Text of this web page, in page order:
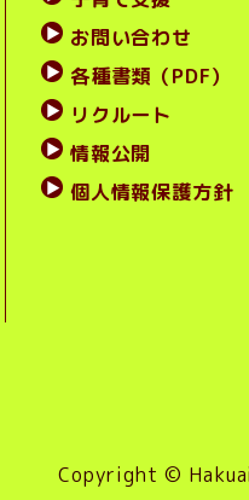
お問い合わせ
各種書類（PDF）
リクルート
情報公開
個人情報保護方針
Copyright ©